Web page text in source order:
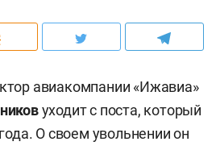
авиакомпании «Ижавиа»
уходит с поста, который
О своем увольнении он